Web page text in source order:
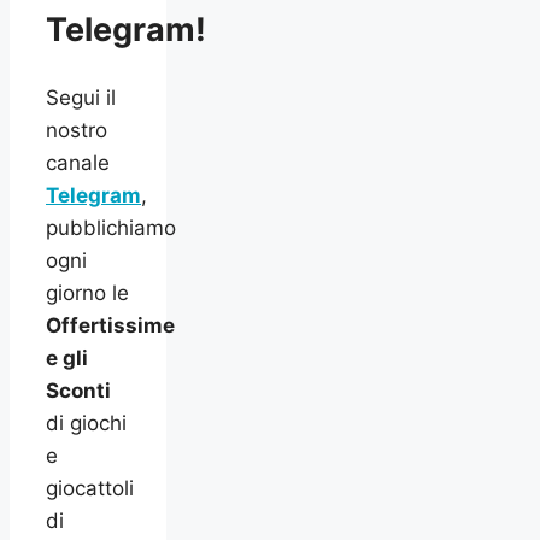
Telegram!
Segui il
nostro
canale
Telegram,
pubblichiamo
ogni
giorno le
Offertissime
e gli
Sconti
di giochi
e
giocattoli
di